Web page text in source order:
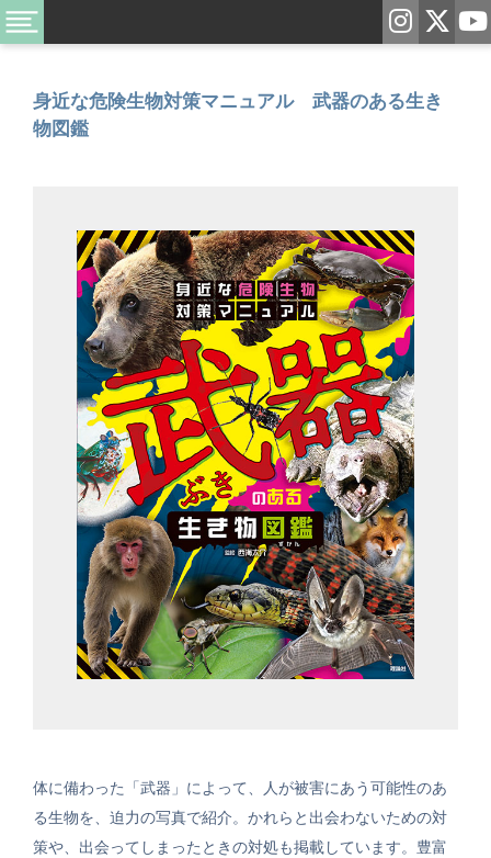
身近な危険生物対策マニュアル 武器のある生き
物図鑑
体に備わった「武器」によって、人が被害にあう可能性のあ
る生物を、迫力の写真で紹介。かれらと出会わないための対
策や、出会ってしまったときの対処も掲載しています。豊富